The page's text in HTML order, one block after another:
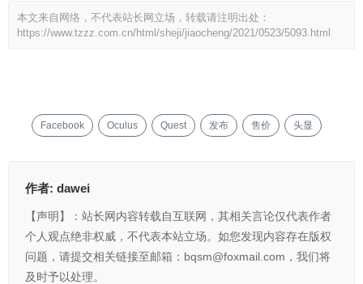
本文来自网络，不代表站长网立场，转载请注明出处：
https://www.tzzz.com.cn/html/sheji/jiaocheng/2021/0523/5093.html
Facebook Oculus Quest 发布 售价 头显
作者: dawei
【声明】：站长网内容转载自互联网，其相关言论仅代表作者
个人观点绝非权威，不代表本站立场。如您发现内容存在版权
问题，请提交相关链接至邮箱：bqsm@foxmail.com，我们将
及时予以处理。